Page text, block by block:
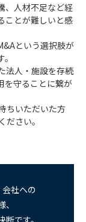
、人材不足など経
ことが難しいと感
という選択肢が
法人・施設を存続
を守ることに繋が
ちいただいた方
さい。
社への
です。